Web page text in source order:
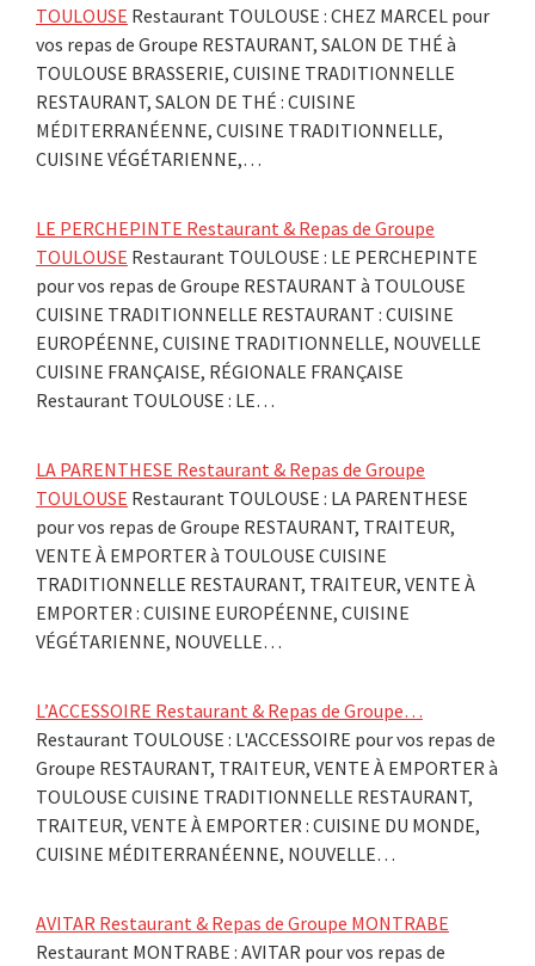
TOULOUSE Restaurant TOULOUSE : CHEZ MARCEL pour
vos repas de Groupe RESTAURANT, SALON DE THÉ à
TOULOUSE BRASSERIE, CUISINE TRADITIONNELLE
RESTAURANT, SALON DE THÉ : CUISINE
MÉDITERRANÉENNE, CUISINE TRADITIONNELLE,
CUISINE VÉGÉTARIENNE,…
LE PERCHEPINTE Restaurant & Repas de Groupe
TOULOUSE Restaurant TOULOUSE : LE PERCHEPINTE
pour vos repas de Groupe RESTAURANT à TOULOUSE
CUISINE TRADITIONNELLE RESTAURANT : CUISINE
EUROPÉENNE, CUISINE TRADITIONNELLE, NOUVELLE
CUISINE FRANÇAISE, RÉGIONALE FRANÇAISE
Restaurant TOULOUSE : LE…
LA PARENTHESE Restaurant & Repas de Groupe
TOULOUSE Restaurant TOULOUSE : LA PARENTHESE
pour vos repas de Groupe RESTAURANT, TRAITEUR,
VENTE À EMPORTER à TOULOUSE CUISINE
TRADITIONNELLE RESTAURANT, TRAITEUR, VENTE À
EMPORTER : CUISINE EUROPÉENNE, CUISINE
VÉGÉTARIENNE, NOUVELLE…
L’ACCESSOIRE Restaurant & Repas de Groupe…
Restaurant TOULOUSE : L'ACCESSOIRE pour vos repas de
Groupe RESTAURANT, TRAITEUR, VENTE À EMPORTER à
TOULOUSE CUISINE TRADITIONNELLE RESTAURANT,
TRAITEUR, VENTE À EMPORTER : CUISINE DU MONDE,
CUISINE MÉDITERRANÉENNE, NOUVELLE…
AVITAR Restaurant & Repas de Groupe MONTRABE
Restaurant MONTRABE : AVITAR pour vos repas de